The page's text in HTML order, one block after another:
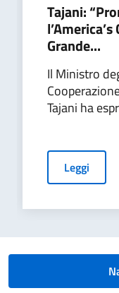
Tajani:
Grande...
Il Ministro
Tajani ha
Leggi